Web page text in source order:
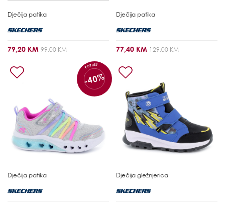
Dječija patika
79,20 KM 99,00 KM
Dječija patika
77,40 KM 129,00 KM
POPUST
-40%
Dječija patika Dječija gležnjerica